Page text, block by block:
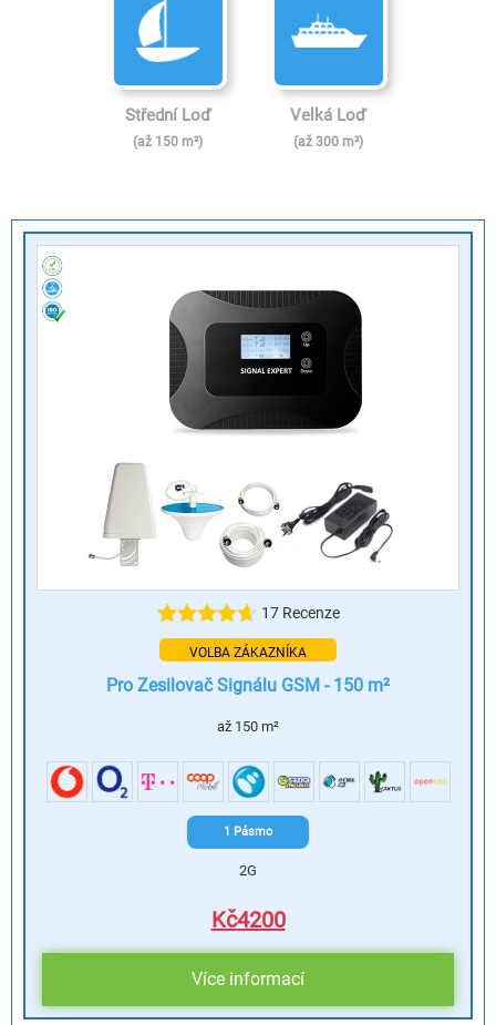
Střední Loď
(až 150 m²)
Velká Loď
(až 300 m²)
17 Recenze
VOLBA ZÁKAZNÍKA
Pro Zesilovač Signálu GSM - 150 m²
až 150 m²
1 Pásmo
2G
Kč4200
Více informací